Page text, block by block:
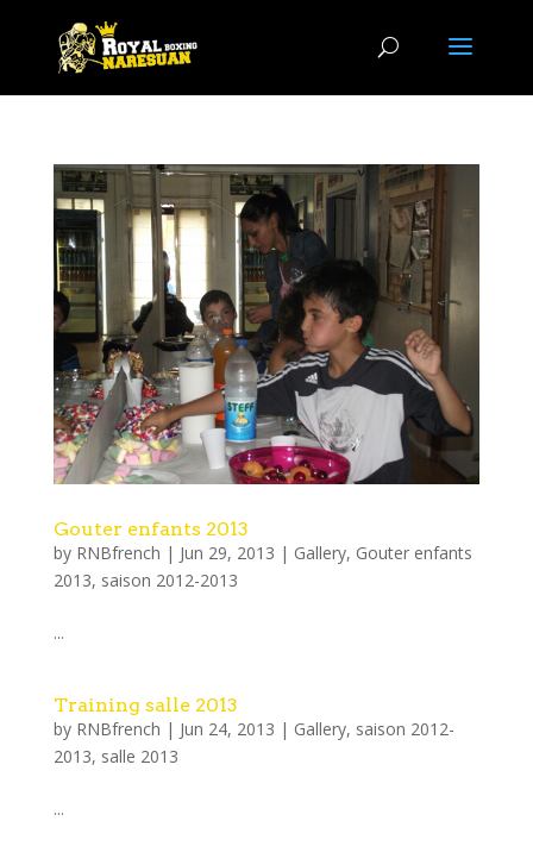
Gouter enfants 2013
by RNBfrench | Jun 29, 2013 | Gallery, Gouter enfants
2013, saison 2012-2013
...
Training salle 2013
by RNBfrench | Jun 24, 2013 | Gallery, saison 2012-
2013, salle 2013
...